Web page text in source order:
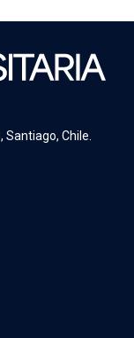
Santiago, Chile.